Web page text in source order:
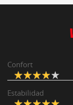
Confort
Estabilidad